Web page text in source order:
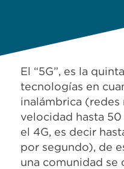
El “5G”, es la
tecnologías en
inalámbrica (redes
velocidad hasta
el 4G, es decir
por segundo), de
una comunidad se